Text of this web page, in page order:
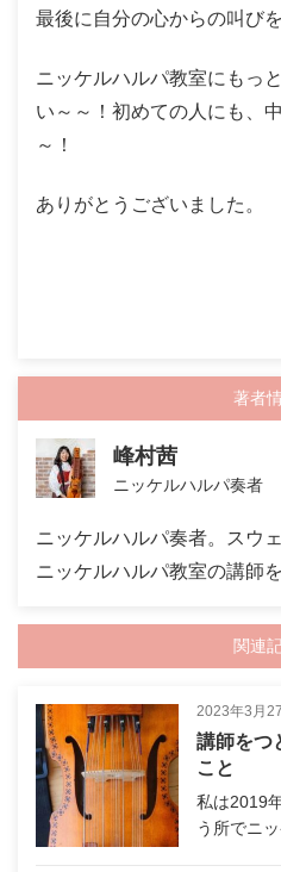
最後に自分の心からの叫び
ニッケルハルパ教室にもっ
い～～！初めての人にも、
～！
ありがとうございました。
著者
峰村茜
ニッケルハルパ奏者
ニッケルハルパ奏者。スウ
ニッケルハルパ教室の講師
関連
2023年3月
講師をつ
こと
私は2019
う所でニ